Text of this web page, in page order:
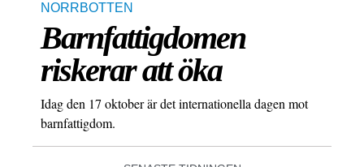
NORRBOTTEN
Barnfattigdomen
riskerar att öka
Idag den 17 oktober är det internationella dagen mot
barnfattigdom.